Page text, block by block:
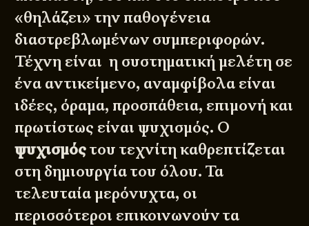
«θηλάζει» την παθογένεια
διαστρεβλωμένων συμπεριφορών.
Τέχνη είναι η συστηματική μελέτη σε
ένα αντικείμενο, αναμφίβολα είναι
ιδέες, όραμα, προσπάθεια, επιμονή και
πρωτίστως είναι ψυχισμός. Ο
ψυχισμόςτου τεχνίτη καθρεπτίζεται
στη δημιουργία του όλου. Τα
τελευταία μερόνυχτα, οι
περισσότεροι επικοινωνούν τα